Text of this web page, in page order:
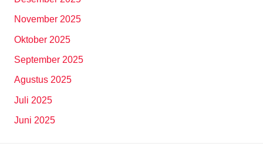
November 2025
Oktober 2025
September 2025
Agustus 2025
Juli 2025
Juni 2025